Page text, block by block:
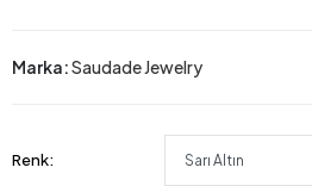
Marka:Saudade Jewelry
Renk: